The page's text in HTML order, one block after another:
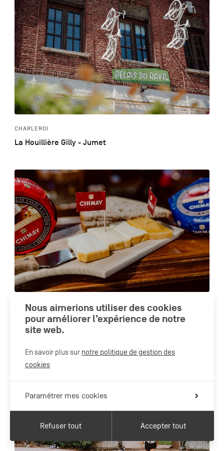
CHARLEROI
La Houillière Gilly - Jumet
VIROINVAL
Route Bières et Fromages : Treignes - Chimay
Nous aimerions utiliser des cookies
pour améliorer l’expérience de notre
site web.
En savoir plus sur notre politique de gestion des
cookies
Paramétrer mes cookies
Refuser tout Accepter tout